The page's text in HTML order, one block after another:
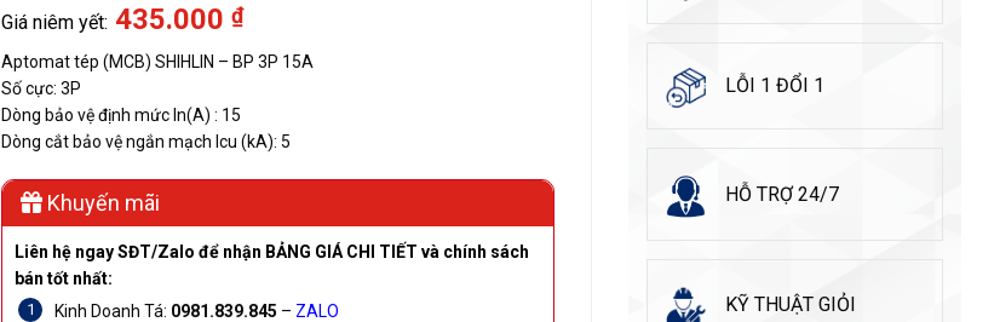
LỖI 1 ĐỔI 1
HỖ TRỢ 24/7
KỸ THUẬT GIỎI
435.000 ₫
Aptomat tép (MCB) SHIHLIN – BP 3P 15A
Số cực: 3P
Dòng bảo vệ định mức In(A) : 15
Dòng cắt bảo vệ ngắn mạch Icu (kA): 5
Khuyến mãi
Liên hệ ngay SĐT/Zalo để nhận BẢNG GIÁ CHI TIẾT và chính sách
bán tốt nhất:
Kinh Doanh Tá: 0981.839.845 – ZALO